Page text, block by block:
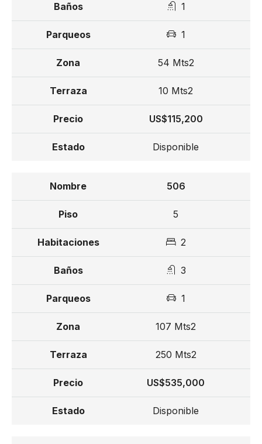
1
1
54 Mts2
10 Mts2
US$115,200
Disponible
506
5
2
3
1
107 Mts2
250 Mts2
US$535,000
Disponible